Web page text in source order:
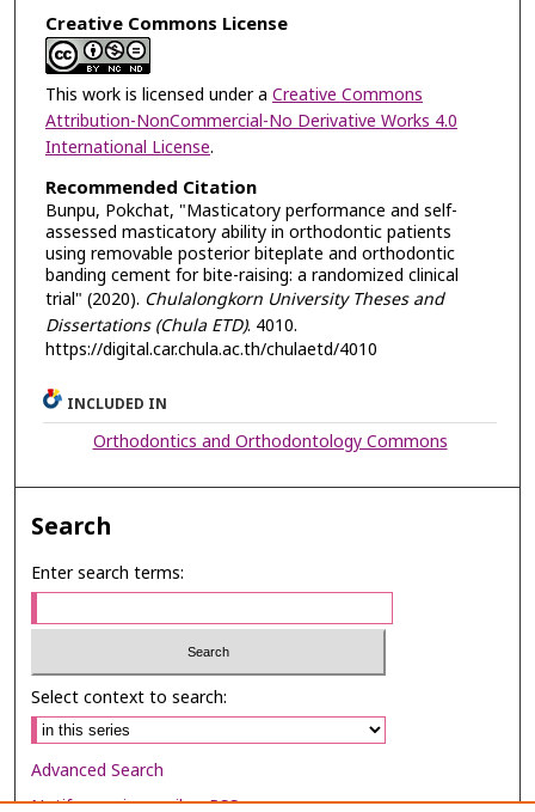
Creative Commons License
This work is licensed under a Creative Commons
Attribution-NonCommercial-No Derivative Works 4.0
International License.
Recommended Citation
Bunpu, Pokchat, "Masticatory performance and self-
assessed masticatory ability in orthodontic patients
using removable posterior biteplate and orthodontic
banding cement for bite-raising: a randomized clinical
trial" (2020). Chulalongkorn University Theses and
Dissertations (Chula ETD). 4010.
https://digital.car.chula.ac.th/chulaetd/4010
INCLUDED IN
Orthodontics and Orthodontology Commons
Search
Enter search terms:
Select context to search:
Advanced Search
Notify me via email orRSS